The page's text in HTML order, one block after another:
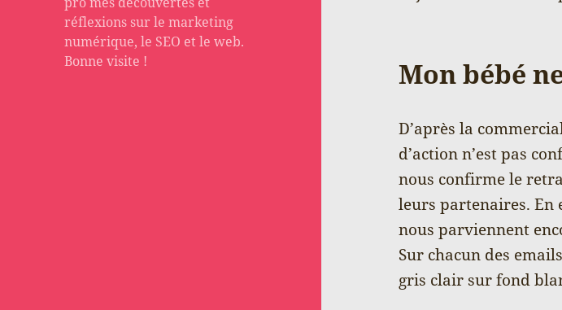
réflexions sur le marketing
numérique, le SEO et le web.
Bonne visite !
Mon bébé
D’après la
d’action n’est pas
nous confirme le
leurs partenaires. En
nous parviennent
Sur chacun des
gris clair sur fond